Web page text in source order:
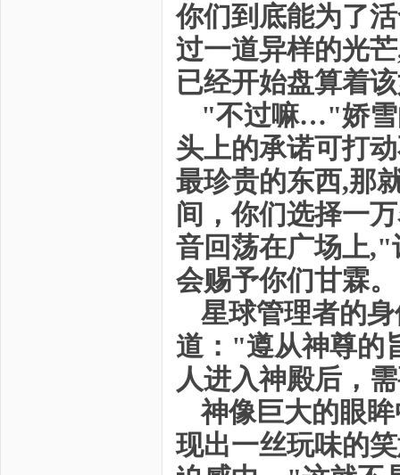
你们到底能为了
过一道异样的光
已经开始盘算着
"不过嘛…"娇雪
头上的承诺可打
最珍贵的东西,那
间，你们选择一
音回荡在广场上,"
会赐予你们甘霖
星球管理者的
道："遵从神尊的
人进入神殿后，
神像巨大的眼
现出一丝玩味的